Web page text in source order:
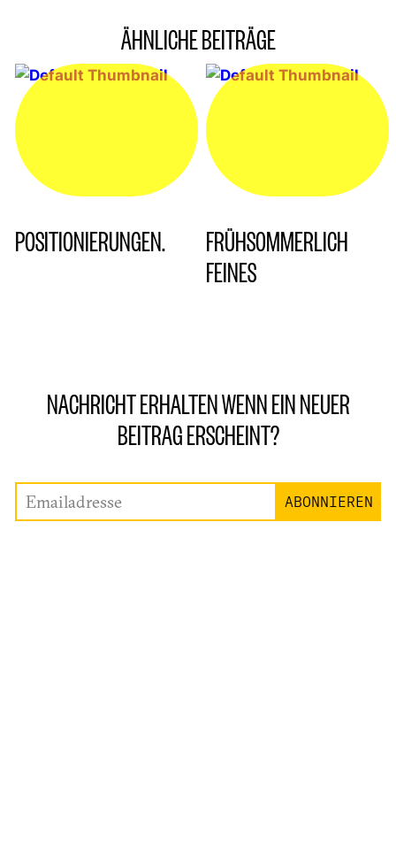
ÄHNLICHE BEITRÄGE
POSITIONIERUNGEN.
FRÜHSOMMERLICH
FEINES
NACHRICHT ERHALTEN WENN EIN NEUER
BEITRAG ERSCHEINT?
Emailadresse
ABONNIEREN